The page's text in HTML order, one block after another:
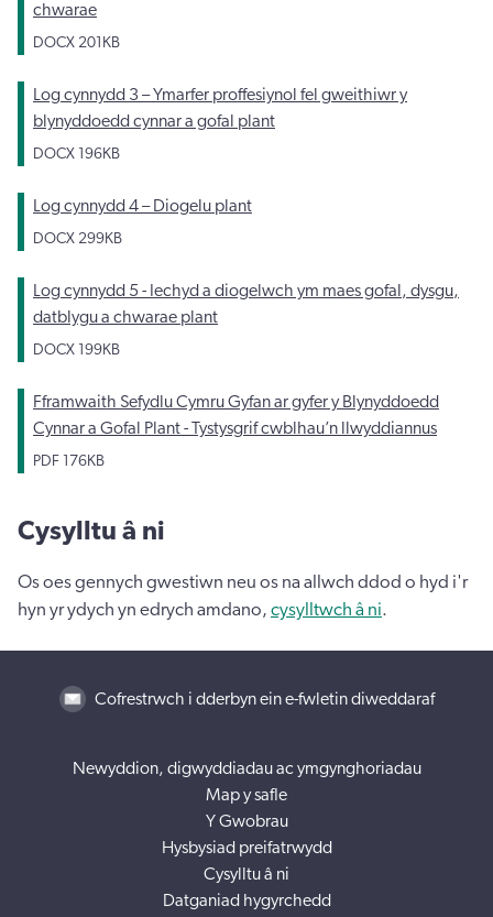
chwarae
DOCX 201KB
Log cynnydd 3 – Ymarfer proffesiynol fel gweithiwr y
blynyddoedd cynnar a gofal plant
DOCX 196KB
Log cynnydd 4 – Diogelu plant
DOCX 299KB
Log cynnydd 5 - Iechyd a diogelwch ym maes gofal, dysgu,
datblygu a chwarae plant
DOCX 199KB
Fframwaith Sefydlu Cymru Gyfan ar gyfer y Blynyddoedd
Cynnar a Gofal Plant - Tystysgrif cwblhau’n llwyddiannus
PDF 176KB
Cysylltu â ni
Os oes gennych gwestiwn neu os na allwch ddod o hyd i'r
hyn yr ydych yn edrych amdano, cysylltwch â ni.
Cofrestrwch i dderbyn ein e-fwletin diweddaraf
Newyddion, digwyddiadau ac ymgynghoriadau
Map y safle
Y Gwobrau
Hysbysiad preifatrwydd
Cysylltu â ni
Datganiad hygyrchedd